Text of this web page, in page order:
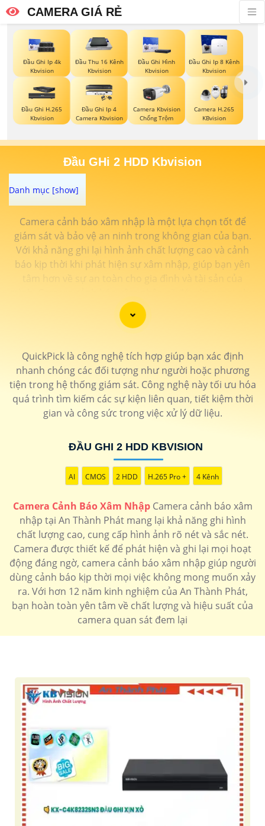
CAMERA GIÁ RẺ
Đầu Ghi Ip 4k
Kbvision
Đầu Thu 16 Kênh
Kbvision
Đầu Ghi Hình
Kbvision
Đầu Ghi Ip 8 Kênh
Kbvision
Đầu Ghi H.265
Kbvision
Đầu Ghi Ip 4
Camera Kbvision
Camera Kbvision
Chống Trộm
Camera H.265
KBvision
Đầu GHi 2 HDD Kbvision
Camera cảnh báo xâm nhập là một lựa chọn tốt để
giám sát và bảo vệ an ninh trong không gian của bạn.
Với khả năng ghi lại hình ảnh chất lượng cao và cảnh
báo kịp thời khi phát hiện sự xâm nhập, giúp bạn yên
tâm hơn về sự an toàn cho gia đình và tài sản của
cầu giám sát và bảo vệ an ninh của bạn một cách hiệu
quả và tiện lợi. Hãy đầu tư vào camera cảnh báo xâm
gia đình và ngôi nhà của bạn.
QuickPick là công nghệ tích hợp giúp bạn xác định
nhanh chóng các đối tượng như người hoặc phương
tiện trong hệ thống giám sát. Công nghệ này tối ưu hóa
quá trình tìm kiếm các sự kiện liên quan, tiết kiệm thời
gian và công sức trong việc xử lý dữ liệu.
ĐẦU GHI 2 HDD KBVISION
AI CMOS 2 HDD H.265 Pro + 4 Kênh
Camera Cảnh Báo Xâm NhậpCamera cảnh báo xâm
nhập tại An Thành Phát mang lại khả năng ghi hình
chất lượng cao, cung cấp hình ảnh rõ nét và sắc nét.
Camera được thiết kế để phát hiện và ghi lại mọi hoạt
động đáng ngờ, camera cảnh báo xâm nhập giúp người
dùng cảnh báo kịp thời mọi việc không mong muốn xảy
ra. Với hơn 12 năm kinh nghiệm của An Thành Phát,
bạn hoàn toàn yên tâm về chất lượng và hiệu suất của
camera quan sát đem lại